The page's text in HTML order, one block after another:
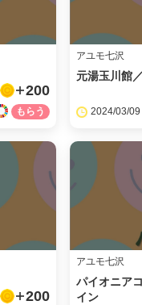
メール
URLをコピ
200
アユモ七沢
元湯玉川館
2024/03/
200
アユモ七沢
パイオニア
イン